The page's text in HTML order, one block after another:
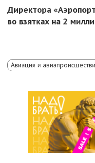
Директора
во взятках на 2
Авиация и